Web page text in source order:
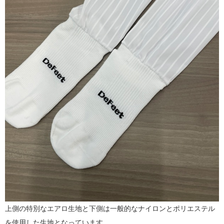
上側の特別なエアロ生地と下側は一般的なナイロンとポリエステル
を使用した生地となっています。